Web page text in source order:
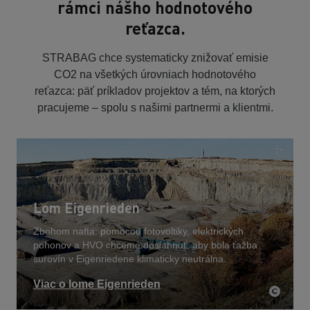
rámci nášho hodnotového
reťazca.
STRABAG chce systematicky znižovať emisie
CO2 na všetkých úrovniach hodnotového
reťazca: päť príkladov projektov a tém, na ktorých
pracujeme – spolu s našimi partnermi a klientmi.
Lom Eigenrieden
Zbohom nafta: pomocou fotovoltiky, elektrických
pohonov a HVO chceme dosiahnuť, aby bola ťažba
surovín v Eigenriedene klimaticky neutrálna.
Viac o lome Eigenrieden